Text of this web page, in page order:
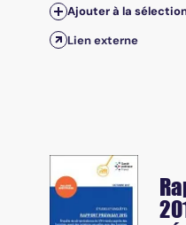
Ajouter à la
Lien externe